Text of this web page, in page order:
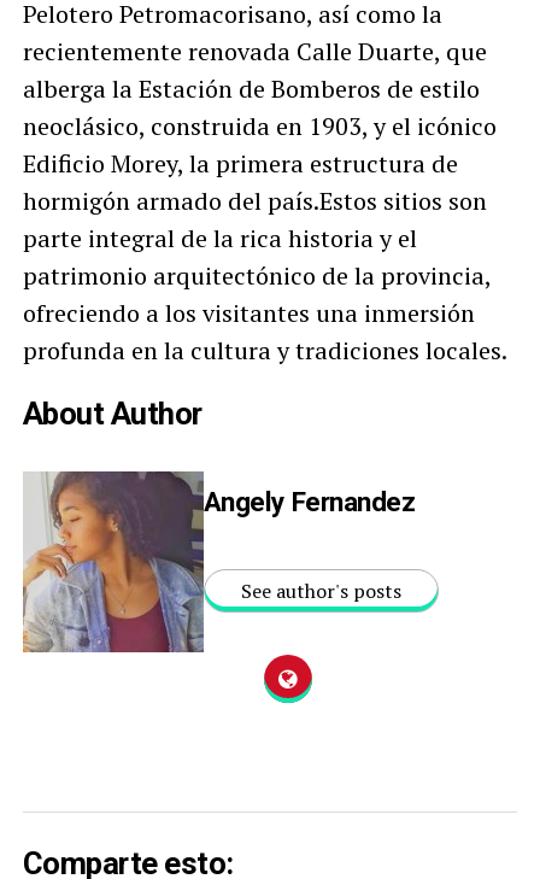
Pelotero Petromacorisano, así como la
recientemente renovada Calle Duarte, que
alberga la Estación de Bomberos de estilo
neoclásico, construida en 1903, y el icónico
Edificio Morey, la primera estructura de
hormigón armado del país.Estos sitios son
parte integral de la rica historia y el
patrimonio arquitectónico de la provincia,
ofreciendo a los visitantes una inmersión
profunda en la cultura y tradiciones locales.
About Author
Angely Fernandez
See author's posts
Comparte esto: